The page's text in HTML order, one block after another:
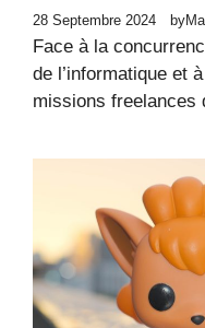
28 Septembre 2024 by
Face à la
de l’informatique et
missions freelances